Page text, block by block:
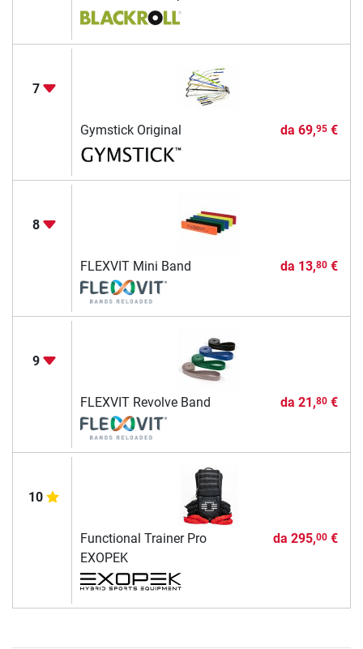
7
Gymstick Original da 69,95€
8
FLEXVIT Mini Band da 13,80€
9
FLEXVIT Revolve Band da 21,80€
10
Functional Trainer Pro
EXOPEK
da 295,00€